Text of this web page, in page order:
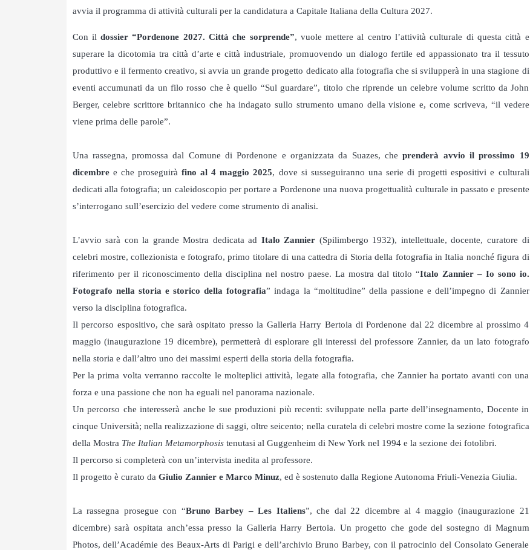
avvia il programma di attività culturali per la candidatura a Capitale Italiana della Cultura 2027.
Con ildossier “Pordenone 2027. Città che sorprende”, vuole mettere al centro l’attività culturale di questa città e
superare la dicotomia tra città d’arte e città industriale, promuovendo un dialogo fertile ed appassionato tra il tessuto
produttivo e il fermento creativo, si avvia un grande progetto dedicato alla fotografia che si svilupperà in una stagione di
eventi accumunati da un filo rosso che è quello “Sul guardare”, titolo che riprende un celebre volume scritto da John
Berger, celebre scrittore britannico che ha indagato sullo strumento umano della visione e, come scriveva, “il vedere
viene prima delle parole”.
Una rassegna, promossa dal Comune di Pordenone e organizzata da Suazes, che prenderà avvio il prossimo 19
dicembree che proseguirà fino al 4 maggio 2025, dove si susseguiranno una serie di progetti espositivi e culturali
dedicati alla fotografia; un caleidoscopio per portare a Pordenone una nuova progettualità culturale in passato e presente
s’interrogano sull’esercizio del vedere come strumento di analisi.
L’avvio sarà con la grande Mostra dedicata ad Italo Zannier (Spilimbergo 1932), intellettuale, docente, curatore di
celebri mostre, collezionista e fotografo, primo titolare di una cattedra di Storia della fotografia in Italia nonché figura di
riferimento per il riconoscimento della disciplina nel nostro paese. La mostra dal titolo “Italo Zannier – Io sono io.
Fotografo nella storia e storico della fotografia” indaga la “moltitudine” della passione e dell’impegno di Zannier
verso la disciplina fotografica.
Il percorso espositivo, che sarà ospitato presso la Galleria Harry Bertoia di Pordenone dal 22 dicembre al prossimo 4
maggio (inaugurazione 19 dicembre), permetterà di esplorare gli interessi del professore Zannier, da un lato fotografo
nella storia e dall’altro uno dei massimi esperti della storia della fotografia.
Per la prima volta verranno raccolte le molteplici attività, legate alla fotografia, che Zannier ha portato avanti con una
forza e una passione che non ha eguali nel panorama nazionale.
Un percorso che interesserà anche le sue produzioni più recenti: sviluppate nella parte dell’insegnamento, Docente in
cinque Università; nella realizzazione di saggi, oltre seicento; nella curatela di celebri mostre come la sezione fotografica
della Mostra The Italian Metamorphosistenutasi al Guggenheim di New York nel 1994 e la sezione dei fotolibri.
Il percorso si completerà con un’intervista inedita al professore.
Il progetto è curato da Giulio Zannier e Marco Minuz, ed è sostenuto dalla Regione Autonoma Friuli-Venezia Giulia.
La rassegna prosegue con “Bruno Barbey – Les Italiens”, che dal 22 dicembre al 4 maggio (inaugurazione 21
dicembre) sarà ospitata anch’essa presso la Galleria Harry Bertoia. Un progetto che gode del sostegno di Magnum
Photos, dell’Académie des Beaux-Arts di Parigi e dell’archivio Bruno Barbey, con il patrocinio del Consolato Generale